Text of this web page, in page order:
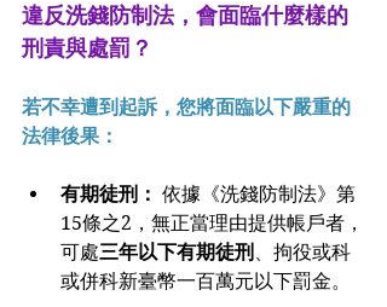
違反洗錢防制法，會面臨什麼樣的
刑責與處罰？
若不幸遭到起訴，您將面臨以下嚴重的
法律後果：
有期徒刑： 依據《洗錢防制法》第
15條之2，無正當理由提供帳戶者，
可處三年以下有期徒刑 、拘役或科
或併科新臺幣一百萬元以下罰金。